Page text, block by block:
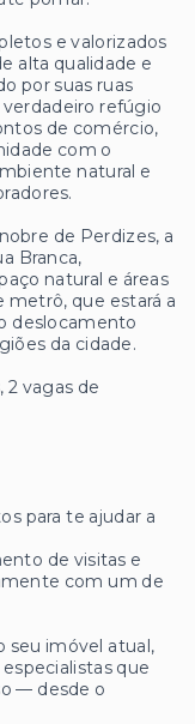
e valorizados
alta qualidade e
por suas ruas
verdadeiro refúgio
de comércio,
com o
natural e
de Perdizes, a
Branca,
natural e áreas
metrô, que estará a
deslocamento
da cidade.
2 vagas de
para te ajudar a
de visitas e
com um de
seu imóvel atual,
que
— desde o